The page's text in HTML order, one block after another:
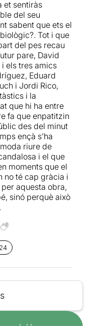
et sentiràs
del seu
sabent que ets el
Tot i que
del pes recau
pare, David
els tres amics
Eduard
i Jordi Rico,
i la
que hi ha entre
fa que enpatitzin
des del minut
ençà s’ha
riure de
i el que
moments que el
no té cap gràcia i
aquesta obra,
sinó perquè això